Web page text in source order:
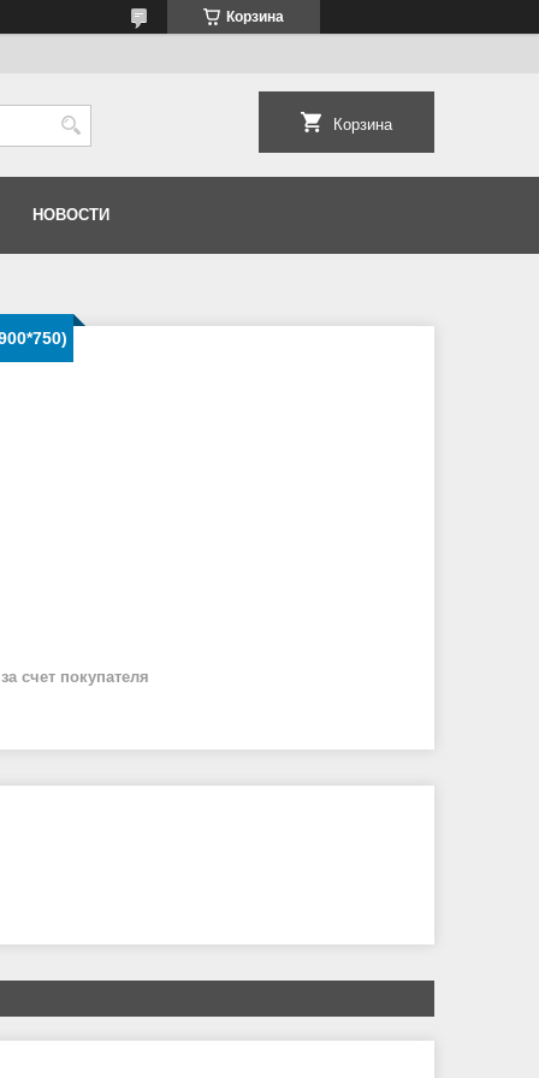
Корзина
Корзина
НОВОСТИ
за счет покупателя